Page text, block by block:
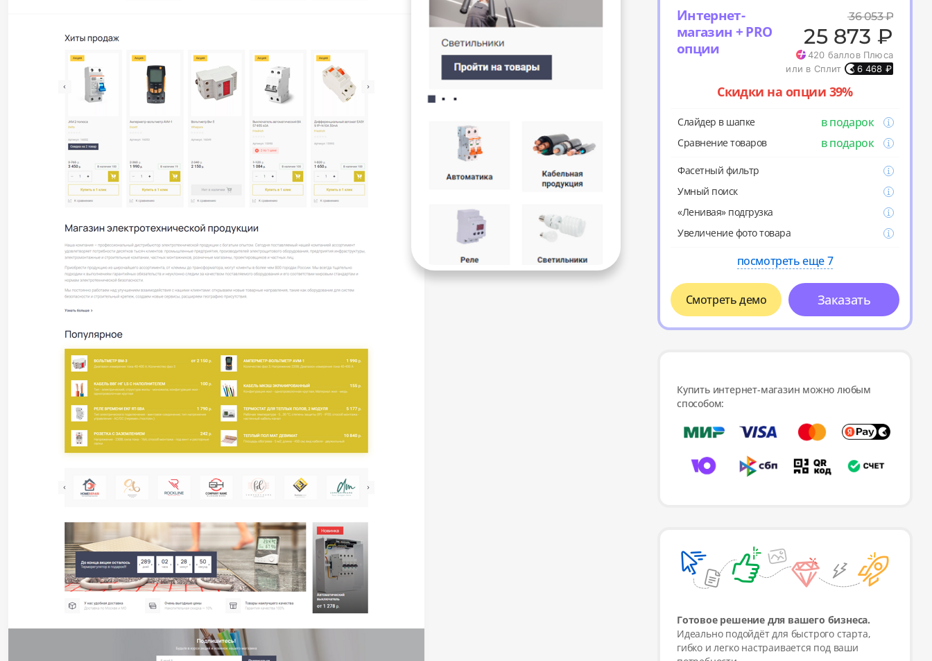
Интернет-
магазин + PRO
опции
36 053₽
25 873 ₽
420 баллов Плюса
или в Сплит
6 468 ₽
Скидки на опции 39%
Слайдер в шапке в подарок
Cравнение товаров в подарок
Фасетный фильтр
Умный поиск
«Ленивая» подгрузка
Увеличение фото товара
посмотреть еще 7
Смотреть демо Заказать
Купить интернет-магазин можно любым
способом:
Готовое решение для вашего бизнеса.
Идеально подойдёт для быстрого старта,
гибко и легко настраивается под ваши